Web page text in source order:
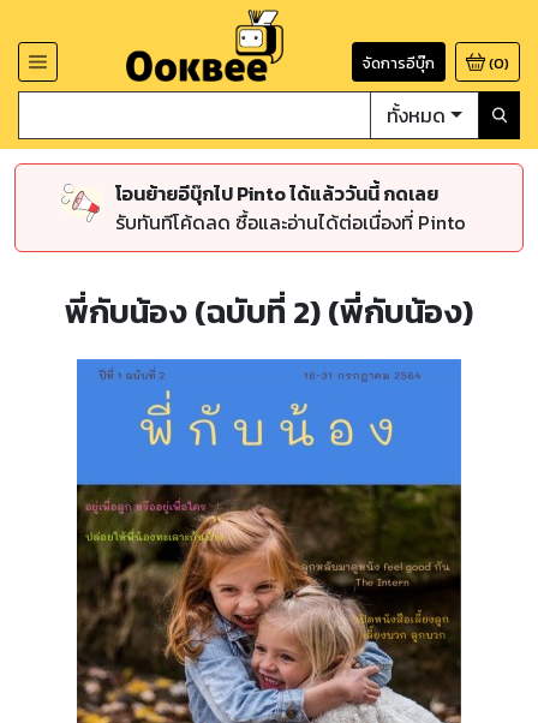
จัดการอีบุ๊ก (0)
ทั้งหมด
โอนย้ายอีบุ๊กไป Pinto ได้แล้ววันนี้ กดเลย
รับทันทีโค้ดลด ซื้อและอ่านได้ต่อเนื่องที่ Pinto
พี่กับน้อง (ฉบับที่ 2) (พี่กับน้อง)